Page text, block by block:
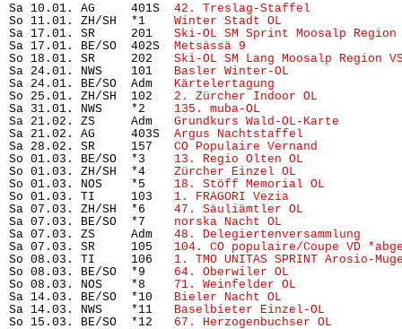
Sa 10.01. AG     401S 42. Treslag-Staffel
So 11.01. ZH/SH  *1 Winter Stadt OL
Sa 17.01. SR     201 Ski-OL SM Sprint Moosalp Region
Sa 17.01. BE/SO  402S Metsässä 9
So 18.01. SR     202 Ski-OL SM Lang Moosalp Region
Sa 24.01. NWS    101
Basler Winter-OL
Sa 24.01. BE/SO  Adm
Kärtelertagung
So 25.01. ZH/SH  102 2. Zürcher Indoor OL
Sa 31.01. NWS    *2 135. muba-OL
Sa 21.02. ZS     Adm Grundkurs Wald-OL-Karte
Sa 21.02. AG     403S Argus Nachtstaffel
Sa 28.02. SR     157 CO Populaire Vernand
So 01.03. BE/SO  *3 13. Regio Olten OL
So 01.03. ZH/SH  *4 Zürcher Einzel OL
So 01.03. NOS    *5 18. Stöff Memorial OL
So 01.03. TI     103 1. FRAGORI Vezia
Sa 07.03. ZH/SH  *6 47. Säuliämtler OL
Sa 07.03. BE/SO  *7 norska Nacht OL
Sa 07.03. ZS     Adm 48. Delegiertenversammlung
Sa 07.03. SR     105 104. CO populaire/Coupe VD
So 08.03. TI     106 1. TMO UNITAS SPRINT Arosio-
So 08.03. BE/SO  *9 64. Oberwiler OL
So 08.03. NOS    *8 71. Weinfelder OL
Sa 14.03. BE/SO  *10
Bieler Nacht OL
Sa 14.03. NWS    *11
Baselbieter Einzel-OL
So 15.03. BE/SO  *12 67. Herzogenbuchser OL